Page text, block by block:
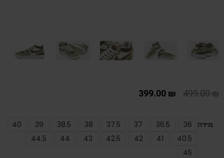
499.00₪
399.00 ₪
מידה 36
36.5
37
37.5
38
38.5
39
40
40.5
41
42
42.5
43
44
44.5
45